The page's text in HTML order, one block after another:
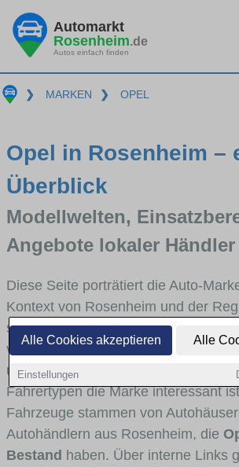
Alle Cookies akzeptieren Alle
Einstellungen
Automarkt
Rosenheim.de
Autos einfach finden
❯ MARKEN ❯ OPEL
Opel in Rosenheim –
Überblick
Modellwelten,
Angebote lokaler Händler
Diese Seite porträtiert die Auto-
Kontext von Rosenheim und der
skizzieren, in welchen
vertreten ist, welche Modellreihen
und Umlandverkehr zu sehen sind
Fahrertypen die Marke interessant
Fahrzeuge stammen von
Autohändlern aus Rosenheim, die
Bestand haben. Über interne Links